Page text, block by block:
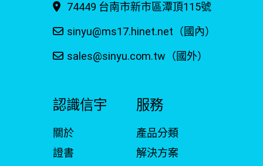
74449 台南市新市區潭頂115號
sinyu@ms17.hinet.net（國內）
sales@sinyu.com.tw（國外）
認識信宇
關於
證書
服務
產品分類
解決方案